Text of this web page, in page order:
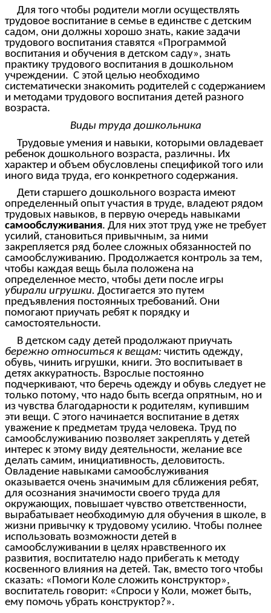
Для того чтобы родители могли осуществлять
трудовое воспитание в семье в единстве с детским
садом, они должны хорошо знать, какие задачи
трудового воспитания ставятся «Программой
воспитания и обучения в детском саду», знать
практику трудового воспитания в дошкольном
учреждении. С этой целью необходимо
систематически знакомить родителей с содержанием
и методами трудового воспитания детей разного
возраста.
Виды труда дошкольника
Трудовые умения и навыки, которыми овладевает
ребенок дошкольного возраста, различны. Их
характер и объем обусловлены спецификой того или
иного вида труда, его конкретного содержания.
Дети старшего дошкольного возраста имеют
определенный опыт участия в труде, владеют рядом
трудовых навыков, в первую очередь навыками
самообслуживания. Для них этот труд уже не требует
усилий, становиться привычным, за ними
закрепляется ряд более сложных обязанностей по
самообслуживанию. Продолжается контроль за тем,
чтобы каждая вещь была положена на
определенное место, чтобы дети после игры
убирали игрушки. Достигается это путем
предъявления постоянных требований. Они
помогают приучать ребят к порядку и
самостоятельности.
В детском саду детей продолжают приучать
бережно относиться к вещам: чистить одежду,
обувь, чинить игрушки, книги. Это воспитывает в
детях аккуратность. Взрослые постоянно
подчеркивают, что беречь одежду и обувь следует не
только потому, что надо быть всегда опрятным, но и
из чувства благодарности к родителям, купившим
эти вещи. С этого начинается воспитание в детях
уважение к предметам труда человека. Труд по
самообслуживанию позволяет закреплять у детей
интерес к этому виду деятельности, желание все
делать самим, инициативность, деловитость.
Овладение навыками самообслуживания
оказывается очень значимым для сближения ребят,
для осознания значимости своего труда для
окружающих, повышает чувство ответственности,
вырабатывает необходимую для обучения в школе, в
жизни привычку к трудовому усилию. Чтобы полнее
использовать возможности детей в
самообслуживании в целях нравственного их
развития, воспитателю надо прибегать к методу
косвенного влияния на детей. Так, вместо того чтобы
сказать: «Помоги Коле сложить конструктор»,
воспитатель говорит: «Спроси у Коли, может быть,
ему помочь убрать конструктор?».